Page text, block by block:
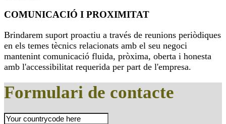
COMUNICACIÓ I PROXIMITAT
Brindarem suport proactiu a través de reunions periòdiques
en els temes tècnics relacionats amb el seu negoci
mantenint comunicació fluida, pròxima, oberta i honesta
amb l'accessibilitat requerida per part de l'empresa.
Formulari de contacte